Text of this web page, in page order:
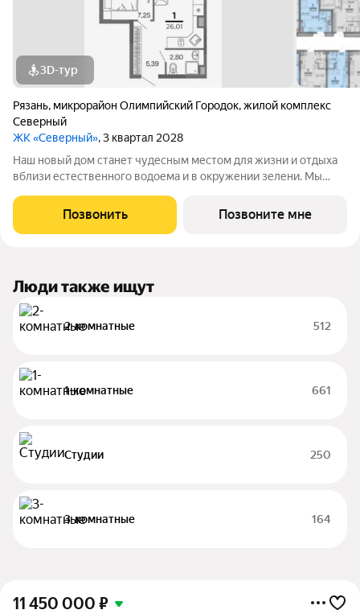
3D-тур
Рязань, микрорайон Олимпийский Городок,жилой комплекс
Северный
ЖК «Северный», 3 квартал 2028
Наш новый дом станет чудесным местом для жизни и отдыха
вблизи естественного водоема и в окружении зелени. Мы
небольших студий, в которых можно начать свою
студенческую самостоятельную жизнь до
Позвонить Позвоните мне
Люди также ищут
2-комнатные 512
1-комнатные 661
Студии 250
3-комнатные 164
11 450 000 ₽